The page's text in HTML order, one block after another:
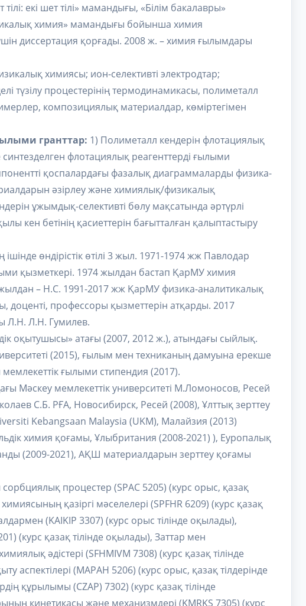
екі шет тілі» мамандығы, «Білім бакалавры»
химия» мамандығы бойынша химия
диссертация қорғады. 2008 ж. – химия ғылымдары
химиясы; ион-селективті электродтар;
түзілу процестерінің термодинамикасы, полиметалл
композициялық материалдар, көміртегімен
гранттар: 1) Полиметалл кендерін флотациялық
флотациялық реагенттерді ғылыми
қоспалардағы фазалық диаграммаларды физика-
әзірлеу және химиялық/физикалық
ұжымдық-селективті бөлу мақсатында әртүрлі
кен бетінің қасиеттерін бағытталған қалыптастыру
өндірістік өтілі 3 жыл. 1971-1974 жж Павлодар
қызметкері. 1974 жылдан бастап ҚарМУ химия
жылдан – Н.С. 1991-2017 жж ҚарМУ физика-аналитикалық
профессоры қызметтерін атқарды. 2017
Л.Н. Л.Н. Гумилев.
оқытушысы» атағы (2007, 2012 ж.), атындағы сыйлық.
(2015), ғылым мен техниканың дамуына ерекше
ғылыми стипендия (2017).
Мәскеу мемлекеттік университеті М.Ломоносов, Ресей
С.Б. РҒА, Новосибирск, Ресей (2008), Ұлттық зерттеу
Kebangsaan Malaysia (UKM), Малайзия (2013)
химия қоғамы, Ұлыбритания (2008-2021) ), Еуропалық
(2009-2021), АҚШ материалдарын зерттеу қоғамы
процестер (SPAC 5205) (курс орыс, қазақ
қазіргі мәселелері (SPFHR 6209) (курс қазақ
(KAIKIP 3307) (курс орыс тілінде оқылады),
(курс қазақ тілінде оқылады), Заттар мен
әдістері (SFHMIVM 7308) (курс қазақ тілінде
аспектілері (MAPAH 5206) (курс орыс, қазақ тілдерінде
құрылымы (CZAP) 7302) (курс қазақ тілінде
кинетикасы және механизмдері (KMRKS 7305) (курс